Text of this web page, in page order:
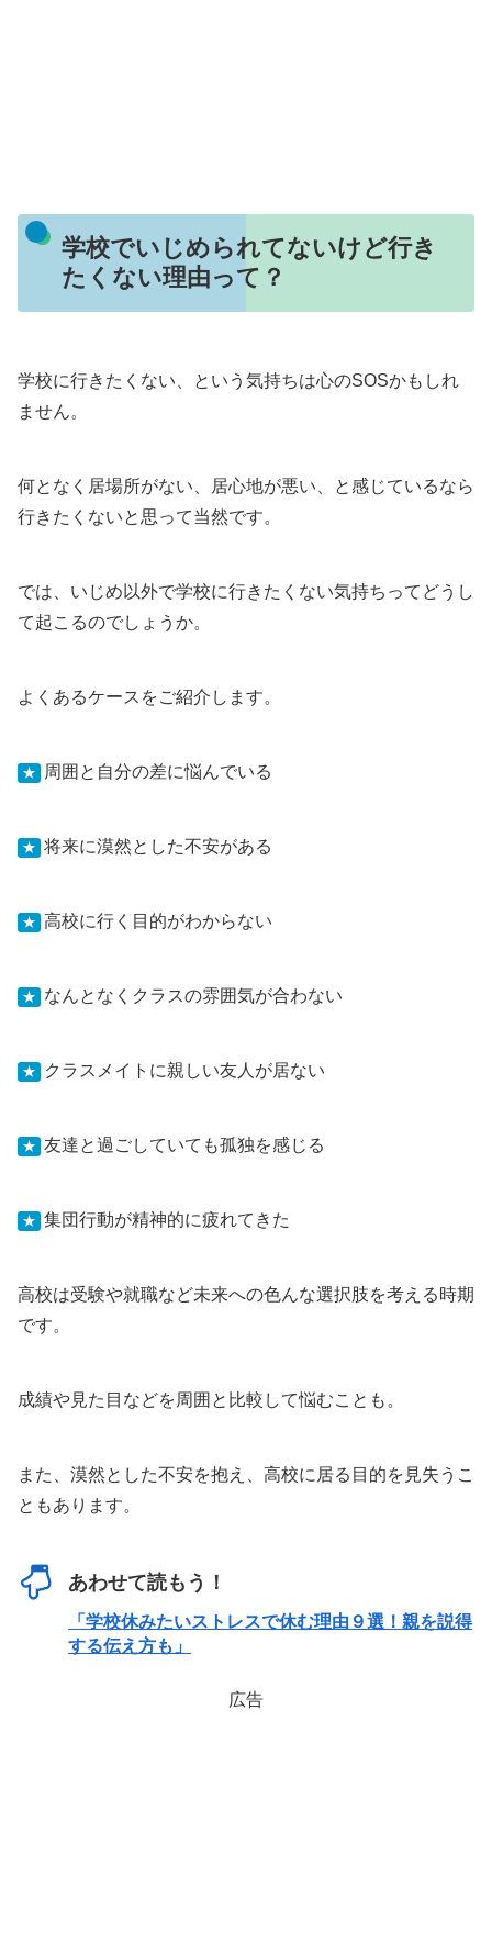
学校でいじめられてないけど行き
たくない理由って？
学校に行きたくない、という気持ちは心のSOSかもしれ
ません。
何となく居場所がない、居心地が悪い、と感じているなら
行きたくないと思って当然です。
では、いじめ以外で学校に行きたくない気持ちってどうし
て起こるのでしょうか。
よくあるケースをご紹介します。
★ 周囲と自分の差に悩んでいる
★ 将来に漠然とした不安がある
★ 高校に行く目的がわからない
★ なんとなくクラスの雰囲気が合わない
★ クラスメイトに親しい友人が居ない
★ 友達と過ごしていても孤独を感じる
★ 集団行動が精神的に疲れてきた
高校は受験や就職など未来への色んな選択肢を考える時期
です。
成績や見た目などを周囲と比較して悩むことも。
また、漠然とした不安を抱え、高校に居る目的を見失うこ
ともあります。
あわせて読もう！
「学校休みたいストレスで休む理由９選！親を説得
する伝え方も」
広告